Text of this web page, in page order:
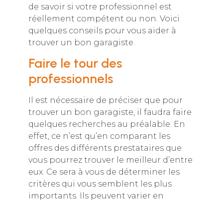
de savoir si votre professionnel est
réellement compétent ou non. Voici
quelques conseils pour vous aider à
trouver un bon garagiste.
Faire le tour des
professionnels
Il est nécessaire de préciser que pour
trouver un bon garagiste, il faudra faire
quelques recherches au préalable. En
effet, ce n’est qu’en comparant les
offres des différents prestataires que
vous pourrez trouver le meilleur d’entre
eux. Ce sera à vous de déterminer les
critères qui vous semblent les plus
importants. Ils peuvent varier en